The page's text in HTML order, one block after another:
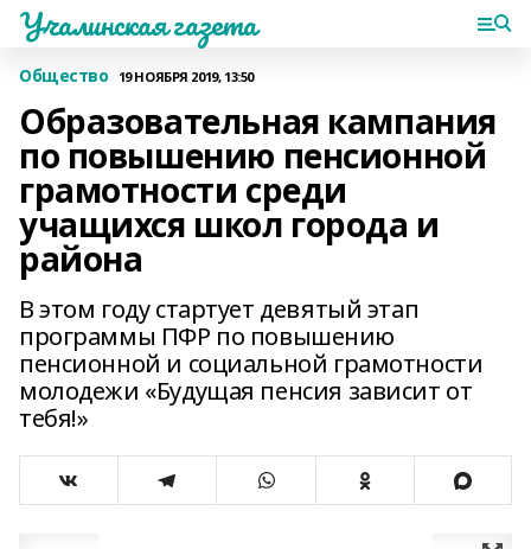
Учалинская газета
Общество 19 НОЯБРЯ 2019, 13:50
Образовательная кампания
по повышению пенсионной
грамотности среди
учащихся школ города и
района
В этом году стартует девятый этап
программы ПФР по повышению
пенсионной и социальной грамотности
молодежи «Будущая пенсия зависит от
тебя!»